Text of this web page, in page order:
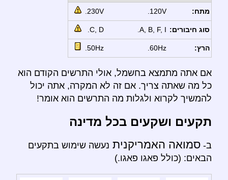
מתח: 120V.
230V.
סוג חיבורים: A, B, F, I.
C, D.
הרץ: 60Hz.
50Hz.
אם אתה מתמצא בחשמל, אולי התרשים הקודם הוא
כל מה שאתה צריך. אם זה לא המקרה, אתה יכול
להמשיך לקרוא ולגלות מה התרשים הוא אומר!
תקעים ושקעים בכל מדינה
ב- סמואה האמריקנית נעשה שימוש בתקעים
הבאים: (כולל פאגו פאגו.)